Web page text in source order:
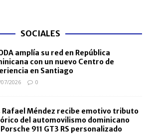
SOCIALES
amplía su red en República
con un nuevo Centro de
en Santiago
2026 0
Rafael Méndez recibe emotivo tributo
del automovilismo dominicano
911 GT3 RS personalizado